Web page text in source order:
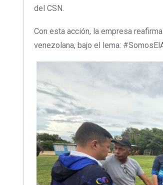
del CSN.
Con esta acción, la empresa
venezolana, bajo el lema: